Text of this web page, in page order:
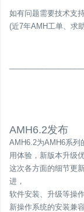
如有问题需要技术支
(近7年AMH工单、求
AMH6.2发布
AMH6.2为AMH6系列
用体验，新版本升级
这次各方面的细节更
进，
软件安装、升级等操
新操作系统的安装兼容